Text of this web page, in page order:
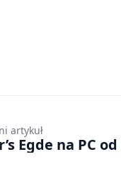
artykuł
Egde na PC